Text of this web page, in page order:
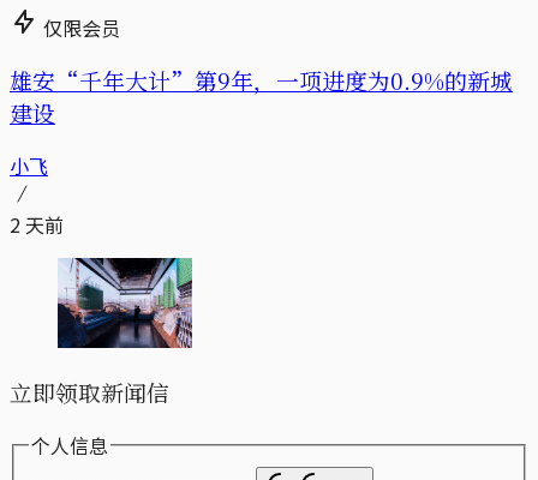
仅限会员
雄安“千年大计”第9年，一项进度为0.9%的新城
建设
小飞
2 天前
立即领取新闻信
个人信息